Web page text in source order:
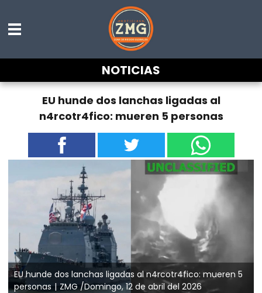
NOTICIAS
EU hunde dos lanchas ligadas al
n4rcotr4fico: mueren 5 personas
EU hunde dos lanchas ligadas al n4rcotr4fico: mueren 5
personas
ZMG /Domingo, 12 de abril del 2026